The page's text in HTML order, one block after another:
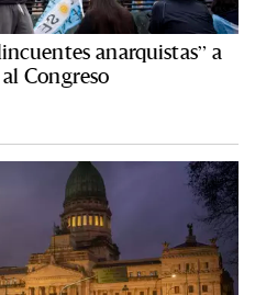
anarquistas” a
Congreso